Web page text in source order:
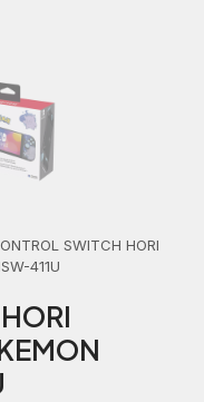
SWITCH HORI
411U